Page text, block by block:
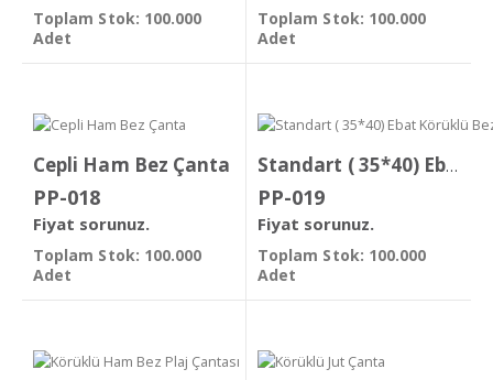
Toplam Stok: 100.000
Adet
Toplam Stok: 100.000
Adet
Cepli Ham Bez Çanta
PP-018
Fiyat sorunuz.
Toplam Stok: 100.000
Adet
Standart ( 35*40) Ebat Körüklü Bez Çanta
PP-019
Fiyat sorunuz.
Toplam Stok: 100.000
Adet